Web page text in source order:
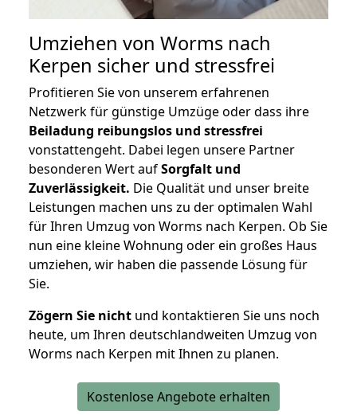
Umziehen von Worms nach
Kerpen sicher und stressfrei
Profitieren Sie von unserem erfahrenen
Netzwerk für günstige Umzüge oder dass ihre
Beiladung reibungslos und stressfrei
vonstattengeht. Dabei legen unsere Partner
besonderen Wert aufSorgfalt und
Zuverlässigkeit. Die Qualität und unser breite
Leistungen machen uns zu der optimalen Wahl
für Ihren Umzug von Worms nach Kerpen. Ob Sie
nun eine kleine Wohnung oder ein großes Haus
umziehen, wir haben die passende Lösung für
Sie.
Zögern Sie nicht und kontaktieren Sie uns noch
heute, um Ihren deutschlandweiten Umzug von
Worms nach Kerpen mit Ihnen zu planen.
Kostenlose Angebote erhalten